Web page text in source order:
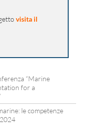
visita il
“Marine
for a
le competenze